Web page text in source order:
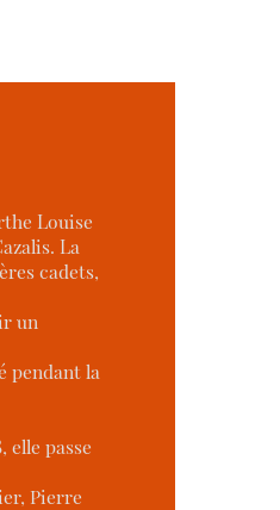
Louise
La
cadets,
un
pendant la
elle passe
Pierre